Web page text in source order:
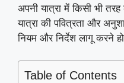
अपनी यात्रा में किसी भी
यात्रा की पवित्रता और
नियम और निर्देश लागू करने
Table of Contents